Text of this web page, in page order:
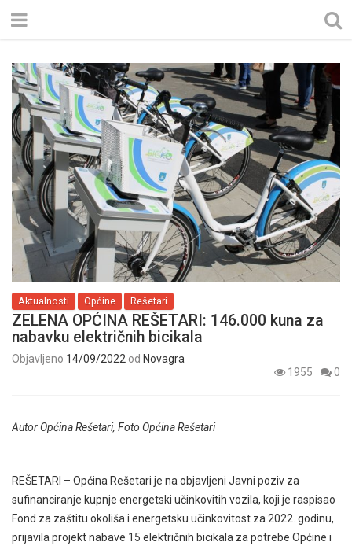
Aktualnosti Općine Rešetari
ZELENA OPĆINA REŠETARI: 146.000 kuna za
nabavku električnih bicikala
Objavljeno 14/09/2022 od Novagra
1955
0
Autor Općina Rešetari, Foto Općina Rešetari
REŠETARI – Općina Rešetari je na objavljeni Javni poziv za
sufinanciranje kupnje energetski učinkovitih vozila, koji je raspisao
Fond za zaštitu okoliša i energetsku učinkovitost za 2022. godinu,
prijavila projekt nabave 15 električnih bicikala za potrebe Općine i